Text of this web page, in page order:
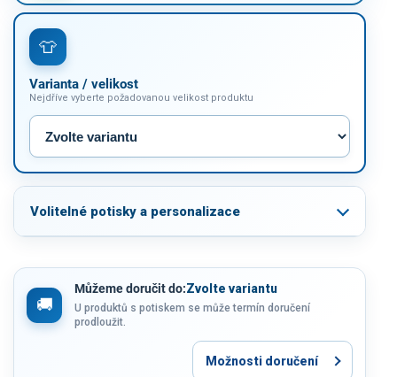
Varianta / velikost
Nejdříve vyberte požadovanou velikost produktu
Volitelné potisky a personalizace
Můžeme doručit do:Zvolte variantu
U produktů s potiskem se může termín doručení
prodloužit.
Možnosti doručení